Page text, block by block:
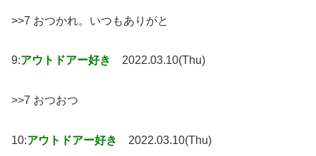
>>7 おつかれ。いつもありがと
9:アウトドアー好き 2022.03.10(Thu)
>>7 おつおつ
10:アウトドアー好き 2022.03.10(Thu)